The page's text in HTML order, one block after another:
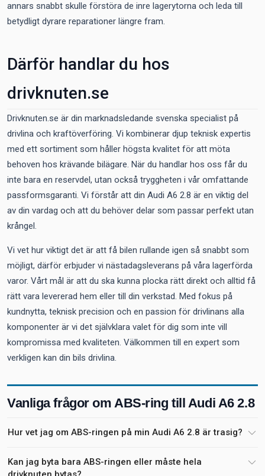
annars snabbt skulle förstöra de inre lagerytorna och leda till
betydligt dyrare reparationer längre fram.
Därför handlar du hos
drivknuten.se
Drivknuten.se är din marknadsledande svenska specialist på
drivlina och kraftöverföring. Vi kombinerar djup teknisk expertis
med ett sortiment som håller högsta kvalitet för att möta
behoven hos krävande bilägare. När du handlar hos oss får du
inte bara en reservdel, utan också tryggheten i vår omfattande
passformsgaranti. Vi förstår att din Audi A6 2.8 är en viktig del
av din vardag och att du behöver delar som passar perfekt utan
krångel.
Vi vet hur viktigt det är att få bilen rullande igen så snabbt som
möjligt, därför erbjuder vi nästadagsleverans på våra lagerförda
varor. Vårt mål är att du ska kunna plocka rätt direkt och alltid få
rätt vara levererad hem eller till din verkstad. Med fokus på
kundnytta, teknisk precision och en passion för drivlinans alla
komponenter är vi det självklara valet för dig som inte vill
kompromissa med kvaliteten. Välkommen till en expert som
verkligen kan din bils drivlina.
Vanliga frågor om ABS-ring till Audi A6 2.8
Hur vet jag om ABS-ringen på min Audi A6 2.8 är trasig?
Kan jag byta bara ABS-ringen eller måste hela